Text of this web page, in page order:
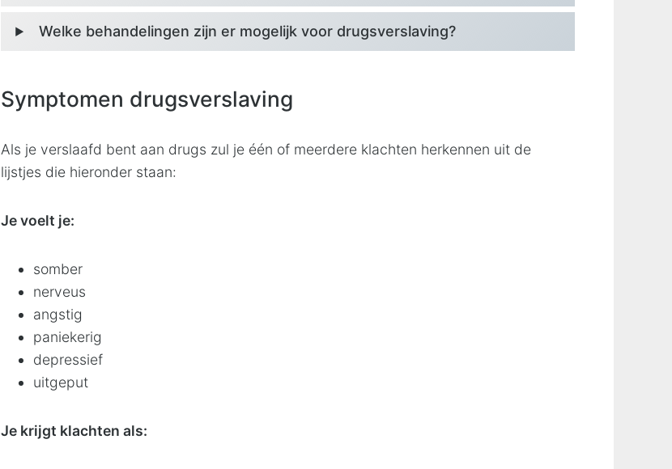
Welke behandelingen zijn er mogelijk voor drugsverslaving?
Symptomen drugsverslaving
Als je verslaafd bent aan drugs zul je één of meerdere klachten herkennen uit de
lijstjes die hieronder staan:
Je voelt je:
somber
nerveus
angstig
paniekerig
depressief
uitgeput
Je krijgt klachten als: